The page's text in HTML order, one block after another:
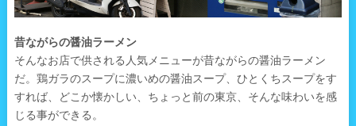
昔ながらの醤油ラーメン
そんなお店で供される人気メニューが昔ながらの醤油ラーメン
だ。鶏ガラのスープに濃いめの醤油スープ、ひとくちスープをす
すれば、どこか懐かしい、ちょっと前の東京、そんな味わいを感
じる事ができる。